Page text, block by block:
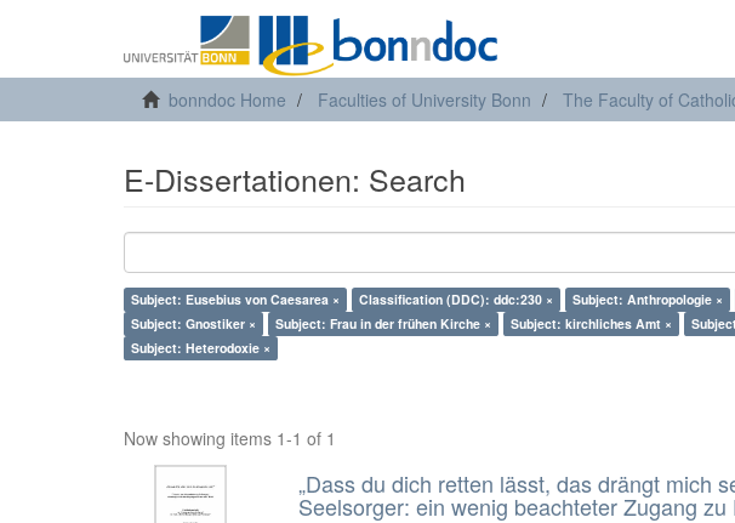
bonndoc Home Faculties of University Bonn The Faculty of
E-Dissertationen: Search
Subject: Eusebius von Caesarea × Classification (DDC): ddc:230 × Subject: Anthropologie ×
Subject: Gnostiker ×
Subject: Frau in der frühen Kirche × Subject: kirchliches Amt ×
Subject: Heterodoxie ×
Now showing items 1-1 of 1
„Dass du dich retten lässt, das drängt mich
Seelsorger: ein wenig beachteter Zugang zu